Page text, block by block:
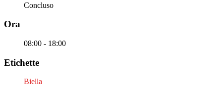
Concluso
Ora
08:00 - 18:00
Etichette
Biella